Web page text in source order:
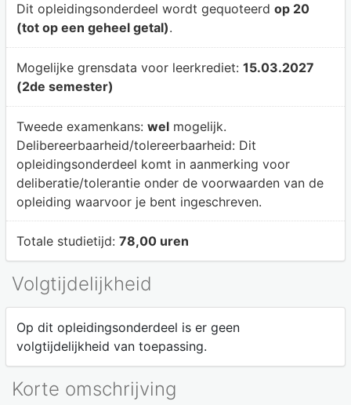
Dit opleidingsonderdeel wordt gequoteerd op 20
(tot op een geheel getal).
Mogelijke grensdata voor leerkrediet: 15.03.2027
(2de semester)
Tweede examenkans: welmogelijk.
Delibereerbaarheid/tolereerbaarheid: Dit
opleidingsonderdeel komt in aanmerking voor
deliberatie/tolerantie onder de voorwaarden van de
opleiding waarvoor je bent ingeschreven.
Totale studietijd: 78,00 uren
Volgtijdelijkheid
Op dit opleidingsonderdeel is er geen
volgtijdelijkheid van toepassing.
Korte omschrijving